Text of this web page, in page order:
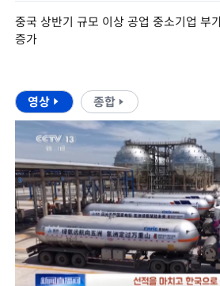
중국 상반기 규모 이상 공업 중소기업 부
증가
영상 종합